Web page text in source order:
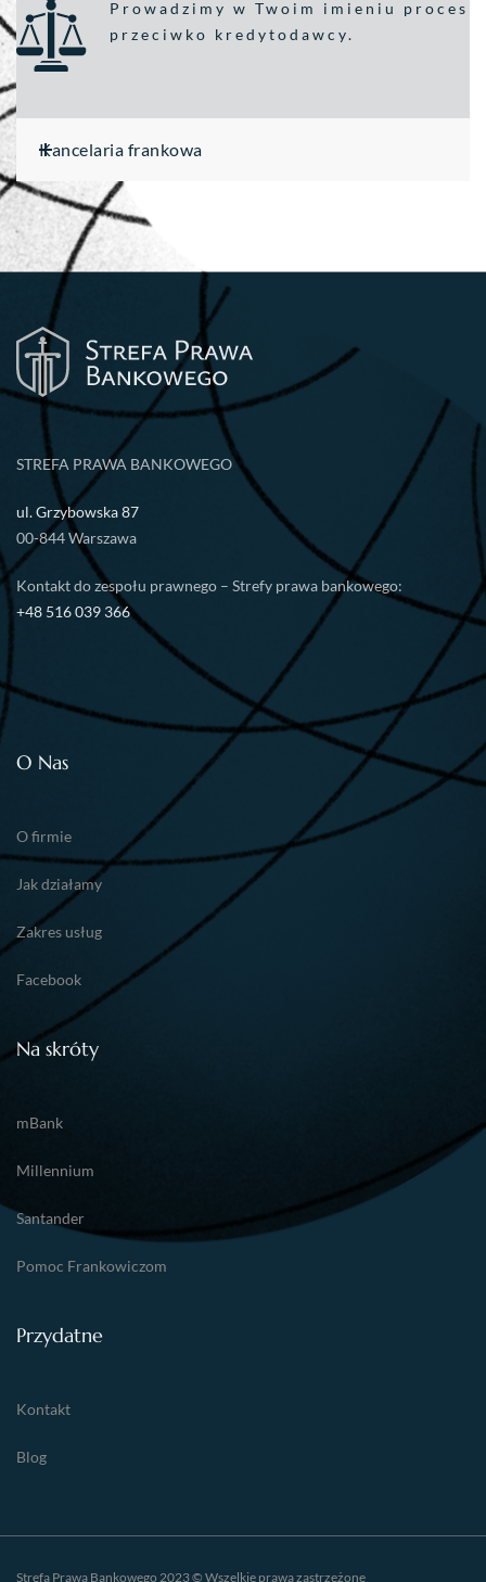
Prowadzimy w Twoim imieniu proces
przeciwko kredytodawcy.
Kancelaria frankowa
STREFA PRAWA BANKOWEGO
ul. Grzybowska 87
00-844 Warszawa
Kontakt do zespołu prawnego – Strefy prawa bankowego:
+48 516 039 366
O Nas
O firmie
Jak działamy
Zakres usług
Facebook
Na skróty
mBank
Millennium
Santander
Pomoc Frankowiczom
Przydatne
Kontakt
Blog
Strefa Prawa Bankowego 2023 © Wszelkie prawa zastrzeżone